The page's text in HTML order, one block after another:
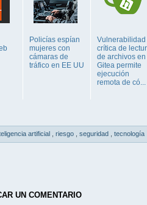
Policías espían
mujeres con
cámaras de
tráfico en EE UU
Vulnerabilidad
crítica de
de archivos en
Gitea permite
ejecución
remota de có...
artificial riesgo seguridad tecnología
UN COMENTARIO